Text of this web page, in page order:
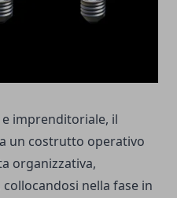
imprenditoriale, il
un costrutto operativo
organizzativa,
nella fase in